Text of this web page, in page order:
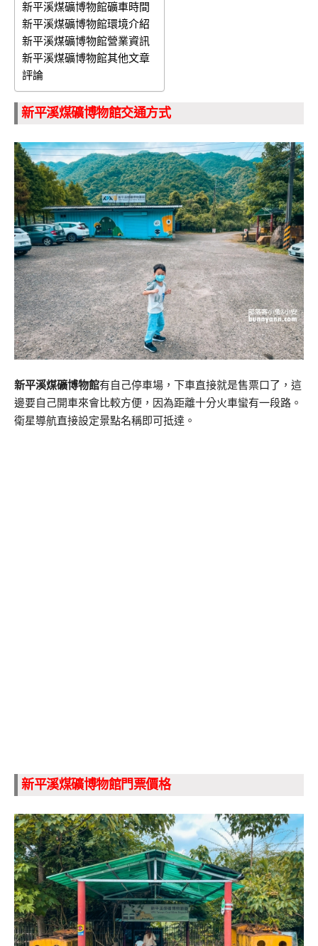
新平溪煤礦博物館礦車時間
新平溪煤礦博物館環境介紹
新平溪煤礦博物館營業資訊
新平溪煤礦博物館其他文章
評論
新平溪煤礦博物館交通方式
新平溪煤礦博物館有自己停車場，下車直接就是售票口了，這
邊要自己開車來會比較方便，因為距離十分火車蠻有一段路。
衛星導航直接設定景點名稱即可抵達。
新平溪煤礦博物館門票價格